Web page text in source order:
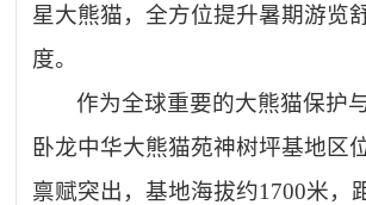
星大熊猫，全方位提升暑期游览
度。
作为全球重要的大熊猫保护
卧龙中华大熊猫苑神树坪基地区
禀赋突出，基地海拔约1700米，